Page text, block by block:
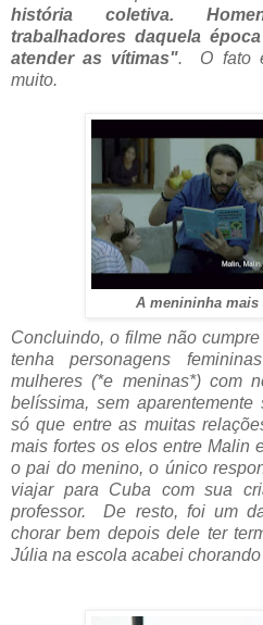
história coletiva.
trabalhadores daquela
atender as vítimas". O fato
muito.
A menininha mais
Concluindo, o filme não
tenha personagens
mulheres (*e meninas*) com
belíssima, sem
só que entre as muitas
mais fortes os elos entre Malin
o pai do menino, o único
viajar para Cuba com sua
professor. De resto, foi um
chorar bem depois dele ter
Júlia na escola acabei